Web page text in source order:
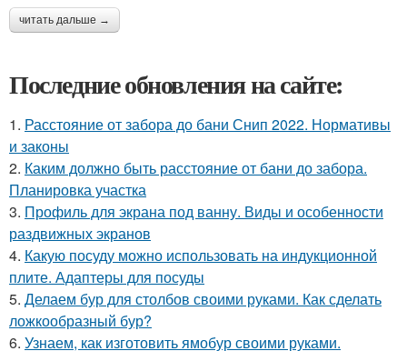
читать дальше →
Последние обновления на сайте:
1. Расстояние от забора до бани Снип 2022. Нормативы
и законы
2. Каким должно быть расстояние от бани до забора.
Планировка участка
3. Профиль для экрана под ванну. Виды и особенности
раздвижных экранов
4. Какую посуду можно использовать на индукционной
плите. Адаптеры для посуды
5. Делаем бур для столбов своими руками. Как сделать
ложкообразный бур?
6. Узнаем, как изготовить ямобур своими руками.